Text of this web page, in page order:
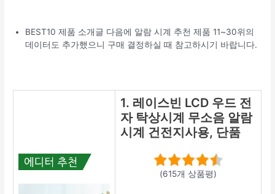
BEST10 제품 소개글 다음에 알람 시계 추천 제품 11~30위의
데이터도 추가했으니 구매 결정하실 때 참고하시기 바랍니다.
1. 레이스빈 LCD 우드 전
자 탁상시계 무소음 알람
시계 건전지사용, 단품
(615개 상품평)